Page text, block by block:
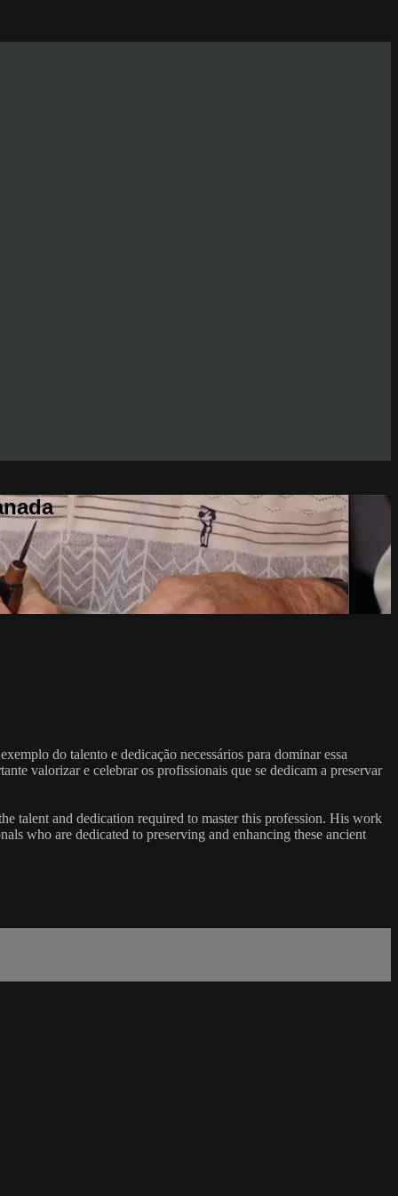
do talento e dedicação necessários para dominar essa
valorizar e celebrar os profissionais que se dedicam a preservar
talent and dedication required to master this profession. His work
who are dedicated to preserving and enhancing these ancient